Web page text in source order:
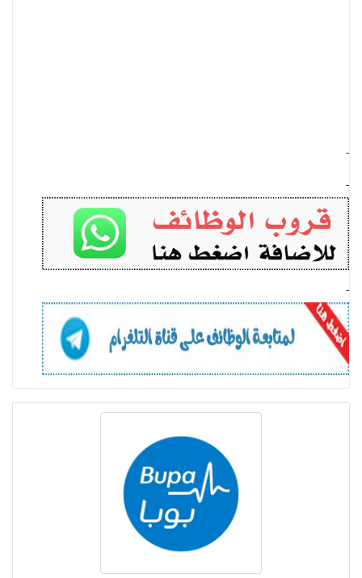
-
-
-